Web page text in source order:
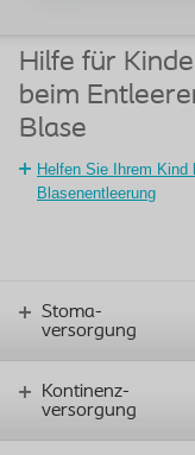
Hilfe für
beim
Blase
Helfen Sie Ihrem Kind
Blasenentleerung
Stoma-
versorgung
Kontinenz-
versorgung